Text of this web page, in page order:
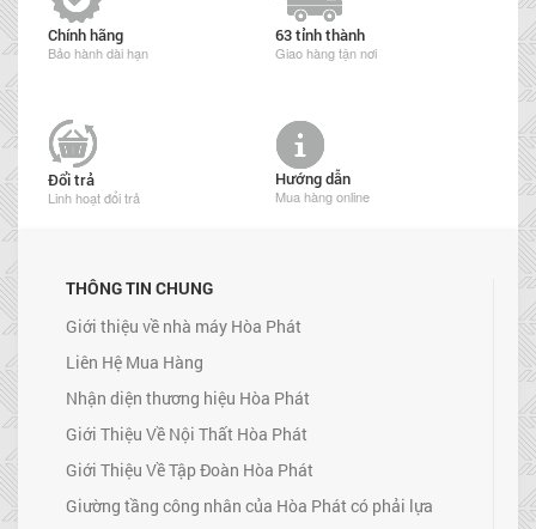
Chính hãng
Bảo hành dài hạn
63 tỉnh thành
Giao hàng tận nơi
Đổi trả
Linh hoạt đổi trả
Hướng dẫn
Mua hàng online
THÔNG TIN CHUNG
Giới thiệu về nhà máy Hòa Phát
Liên Hệ Mua Hàng
Nhận diện thương hiệu Hòa Phát
Giới Thiệu Về Nội Thất Hòa Phát
Giới Thiệu Về Tập Đoàn Hòa Phát
Giường tầng công nhân của Hòa Phát có phải lựa